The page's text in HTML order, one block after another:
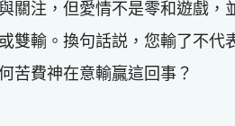
關注，但愛情不是零和遊戲
雙輸。換句話説，您輸了不
苦費神在意輸贏這回事？